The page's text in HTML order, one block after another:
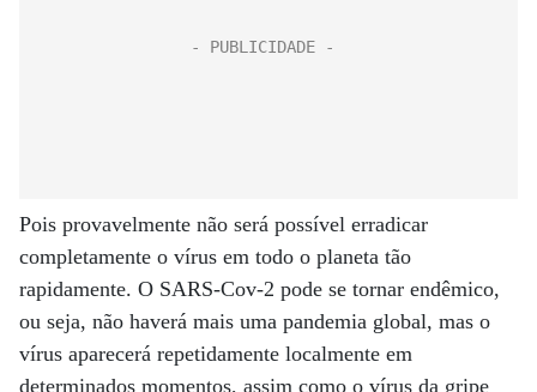
Pois provavelmente não será possível erradicar
completamente o vírus em todo o planeta tão
rapidamente. O SARS-Cov-2 pode se tornar endêmico,
ou seja, não haverá mais uma pandemia global, mas o
vírus aparecerá repetidamente localmente em
determinados momentos, assim como o vírus da gripe